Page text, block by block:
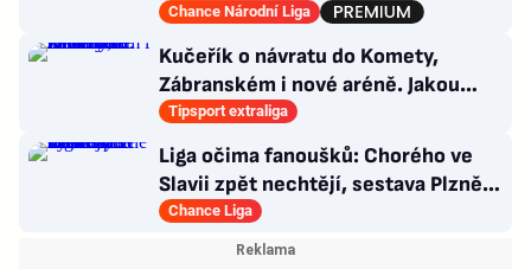
reportér zažívá raketový vzestup
Chance Národní Liga
Kučeřík o návratu do Komety,
Zábranském i nové aréně. Jakou
bude mít v týmu roli?
Tipsport extraliga
Liga očima fanoušků: Chorého ve
Slavii zpět nechtějí, sestava Plzně
vytažená z klobouku
Chance Liga